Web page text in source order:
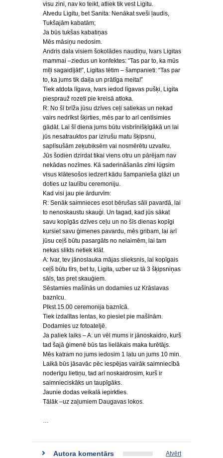
visu zini, nav ko teikt, atliek tik vest Ligitu.
Atvedu Ligitu, bet Sanita: Nenākat sveši ļaudis,
Tukšajām kabatām;
Ja būs tukšas kabatiņas
Mēs māsiņu nedosim.
Andris dala visiem šokolādes naudiņu, Ivars Ligitas
mammai –ziedus un konfektes: “Tas par to, ka mūs
mīļi sagaidījāt!”, Ligitas tētim – šampanieti: “Tas par
to, ka jums tik daiļa un prātīga meita!”
Tiek atdota līgava, Ivars iedod līgavas pušķi, Ligita
piesprauž rozeti pie kreisā atloka.
R: No šī brīža jūsu dzīves ceļi satiekas un nekad
vairs nedrīkst šķirties, mēs par to arī centīsimies
gādāt. Lai šī diena jums būtu visbrīnišķīgākā un lai
jūs nesatrauktos par izirušu matu šķipsnu,
saplīsušām zeķubiksēm vai nosmērētu uzvalku.
Jūs šodien dzirdat tikai viens otru un pārējam nav
nekādas nozīmes. Kā saderināšanās zīmi lūgsim
visus klātesošos iedzert kādu šampanieša glāzi un
doties uz laulību ceremoniju.
Kad visi jau pie ārdurvīm:
R: Senāk saimnieces esot bērušas sāli pavardā, lai
to nenoskaustu skauģi. Un tagad, kad jūs sākat
savu kopīgās dzīves ceļu un no šīs dienas kopīgi
kursiet savu ģimenes pavardu, mēs gribam, lai arī
jūsu ceļš būtu pasargāts no nelaimēm, lai tam
nekas slikts netiek klāt.
A: Ivar, tev jānoslauka mājas slieksnis, lai kopīgais
ceļš būtu tīrs, bet tu, Ligita, uzber uz tā 3 šķipsniņas
sāls, tas pret skauģiem.
Sēstamies mašīnās un dodamies uz Krāslavas
baznīcu.
Plkst.15.00 ceremonija baznīcā.
Tiek izdalītas lentas, ko piesiet pie mašīnām.
Dodamies uz fotoateljē.
Ja paliek laiks – A: un vēl mums ir jānoskaidro, kurš
tad šajā ģimenē būs tas lielākais maka turētājs.
Mēs katram no jums iedosim 1 latu un jums 10 min.
Laikā būs jāsavāc pēc iespējas vairāk saimniecībā
noderīgu lietiņu, tad arī noskaidrosim, kurš ir
saimnieciskāks un taupīgāks.
Jaunie dodas veikalā iepirkties.
Tālāk –uz zaļumiem Daugavas lokos.
…
Autora komentārs Atvērt